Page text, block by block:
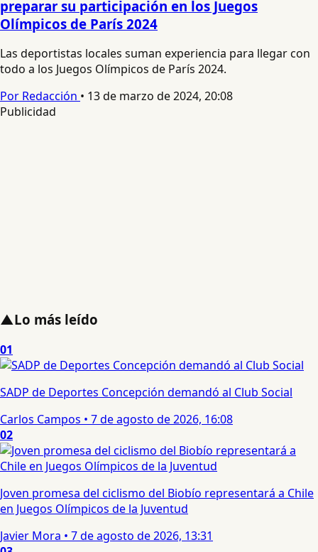
preparar su participación en los Juegos
Olímpicos de París 2024
Las deportistas locales suman experiencia para llegar con
todo a los Juegos Olímpicos de París 2024.
Por Redacción • 13 de marzo de 2024, 20:08
Publicidad
▲Lo más leído
01
SADP de Deportes Concepción demandó al Club Social
Carlos Campos • 7 de agosto de 2026, 16:08
02
Joven promesa del ciclismo del Biobío representará a Chile
en Juegos Olímpicos de la Juventud
Javier Mora • 7 de agosto de 2026, 13:31